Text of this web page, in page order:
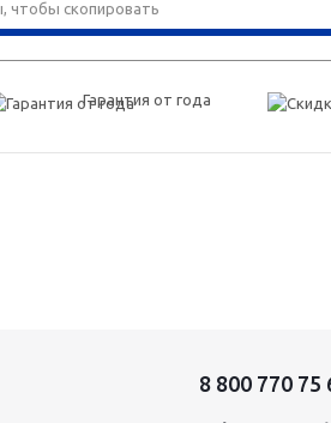
чтобы скопировать
Гарантия от года
8 800 770 75